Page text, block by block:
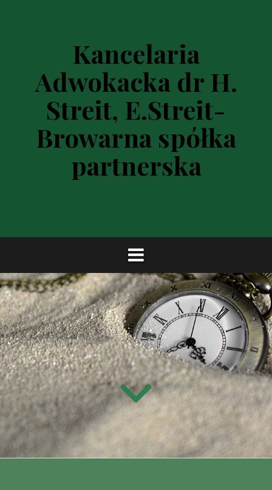
i
Kancelaria
Adwokacka dr H.
Streit, E.Streit-
Browarna spółka
partnerska